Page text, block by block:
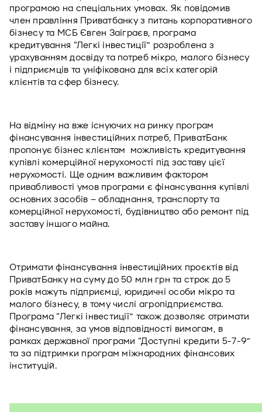
програмою на спеціальних умовах. Як повідомив
член правління Приватбанку з питань корпоративного
бізнесу та МСБ Євген Заіграєв, програма
кредитування “Легкі інвестиції” розроблена з
урахуванням досвіду та потреб мікро, малого бізнесу
і підприємців та уніфікована для всіх категорій
клієнтів та сфер бізнесу.
На відміну на вже існуючих на ринку програм
фінансування інвестиційних потреб, ПриватБанк
пропонує бізнес клієнтам  можливість кредитування
купівлі комерційної нерухомості під заставу цієї
нерухомості. Ще одним важливим фактором
привабливості умов програми є фінансування купівлі
основних засобів – обладнання, транспорту та
комерційної нерухомості, будівництво або ремонт під
заставу іншого майна.
Отримати фінансування інвестиційних проєктів від
ПриватБанку на суму до 50 млн грн та строк до 5
років можуть підприємці, юридичні особи мікро та
малого бізнесу, в тому числі агропідприємства.
Програма “Легкі інвестиції” також дозволяє отримати
фінансування, за умов відповідності вимогам, в
рамках державної програми “Доступні кредити 5-7-9”
та за підтримки програм міжнародних фінансових
інституцій.